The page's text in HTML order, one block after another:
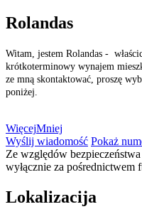
Rolandas
Witam, jestem Rolandas -
krótkoterminowy wynajem
ze mną skontaktować, proszę
poniżej.
WięcejMniej
Wyślij wiadomość Pokaż
Ze względów
wyłącznie za
Lokalizacija